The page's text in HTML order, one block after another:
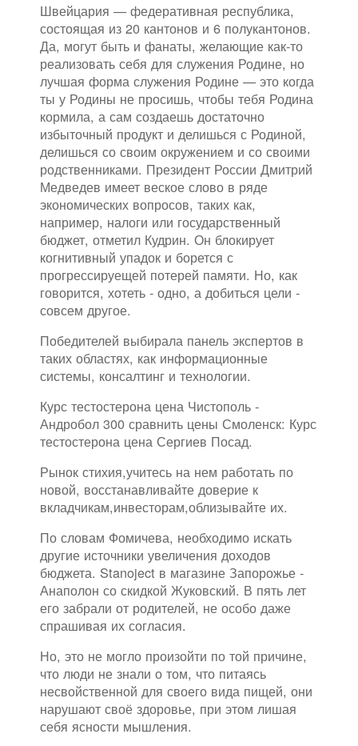
Швейцария — федеративная республика,
состоящая из 20 кантонов и 6 полукантонов.
Да, могут быть и фанаты, желающие как-то
реализовать себя для служения Родине, но
лучшая форма служения Родине — это когда
ты у Родины не просишь, чтобы тебя Родина
кормила, а сам создаешь достаточно
избыточный продукт и делишься с Родиной,
делишься со своим окружением и со своими
родственниками. Президент России Дмитрий
Медведев имеет веское слово в ряде
экономических вопросов, таких как,
например, налоги или государственный
бюджет, отметил Кудрин. Он блокирует
когнитивный упадок и борется с
прогрессируещей потерей памяти. Но, как
говорится, хотеть - одно, а добиться цели -
совсем другое.
Победителей выбирала панель экспертов в
таких областях, как информационные
системы, консалтинг и технологии.
Курс тестостерона цена Чистополь -
Андробол 300 сравнить цены Смоленск: Курс
тестостерона цена Сергиев Посад.
Рынок стихия,учитесь на нем работать по
новой, восстанавливайте доверие к
вкладчикам,инвесторам,облизывайте их.
По словам Фомичева, необходимо искать
другие источники увеличения доходов
бюджета. Stanoject в магазине Запорожье -
Анаполон со скидкой Жуковский. В пять лет
его забрали от родителей, не особо даже
спрашивая их согласия.
Но, это не могло произойти по той причине,
что люди не знали о том, что питаясь
несвойственной для своего вида пищей, они
нарушают своё здоровье, при этом лишая
себя ясности мышления.